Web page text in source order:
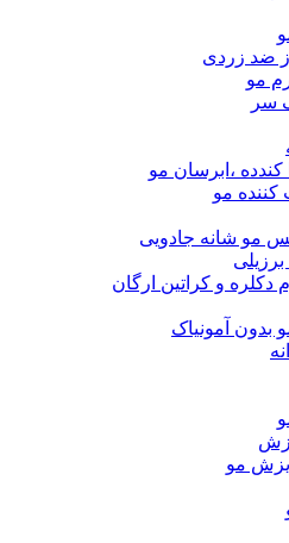
ضد زردی
مو
سر
،ابرسان مو
کننده مو
مو شانه جادویی
دکلره و کراتین ارگان
بدون آمونیاک
مو